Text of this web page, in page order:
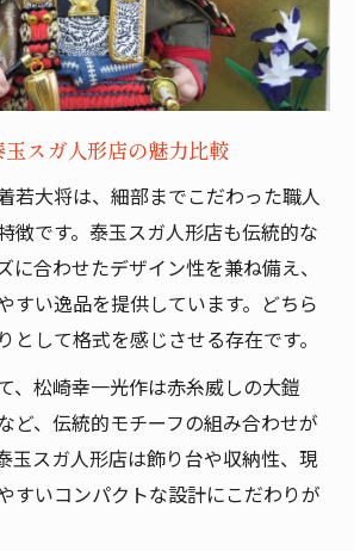
スガ人形店の魅力比較
若大将は、細部までこだわった職人
徴です。泰玉スガ人形店も伝統的な
に合わせたデザイン性を兼ね備え、
すい逸品を提供しています。どちら
として格式を感じさせる存在です。
、松崎幸一光作は赤糸威しの大鎧
ど、伝統的モチーフの組み合わせが
玉スガ人形店は飾り台や収納性、現
すいコンパクトな設計にこだわりが